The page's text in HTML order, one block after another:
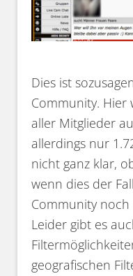
Dies ist
Community. Hier
aller Mitglieder
allerdings nur
nicht ganz klar,
wenn dies der
Community
Leider gibt es
geografischen